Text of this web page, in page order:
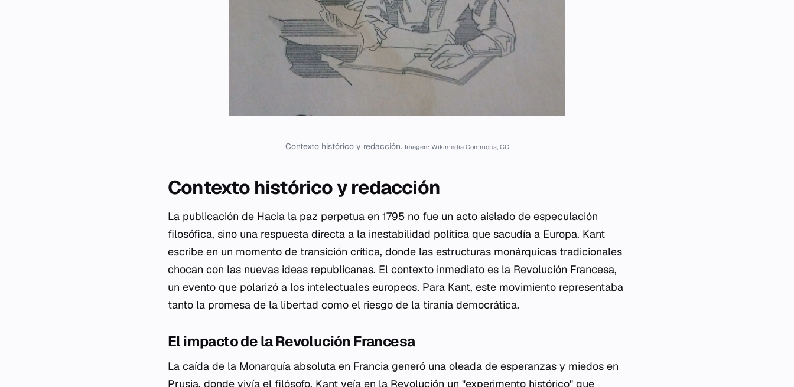
Contexto histórico y redacción. Imagen: Wikimedia Commons, CC
Contexto histórico y redacción
La publicación de Hacia la paz perpetua en 1795 no fue un acto aislado de especulación
filosófica, sino una respuesta directa a la inestabilidad política que sacudía a Europa. Kant
escribe en un momento de transición crítica, donde las estructuras monárquicas tradicionales
chocan con las nuevas ideas republicanas. El contexto inmediato es la Revolución Francesa,
un evento que polarizó a los intelectuales europeos. Para Kant, este movimiento representaba
tanto la promesa de la libertad como el riesgo de la tiranía democrática.
El impacto de la Revolución Francesa
La caída de la Monarquía absoluta en Francia generó una oleada de esperanzas y miedos en
Prusia, donde vivía el filósofo. Kant veía en la Revolución un "experimento histórico" que